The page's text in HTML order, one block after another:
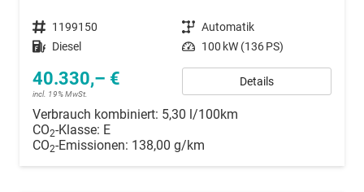
Fahrzeugnummer 1199150 Getriebe Automatik
Kraftstoff Diesel Leistung 100 kW (136 PS)
40.330,– €
incl. 19% MwSt.
Details
Verbrauch kombiniert: 5,30 l/100km
CO2-Klasse: E
CO2-Emissionen: 138,00 g/km